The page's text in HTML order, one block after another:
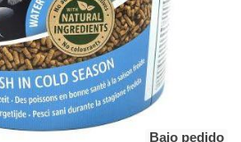
Bajo pedido